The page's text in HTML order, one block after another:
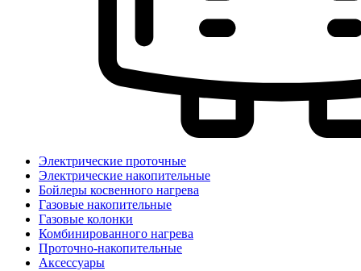
Электрические проточные
Электрические накопительные
Бойлеры косвенного нагрева
Газовые накопительные
Газовые колонки
Комбинированного нагрева
Проточно-накопительные
Аксессуары